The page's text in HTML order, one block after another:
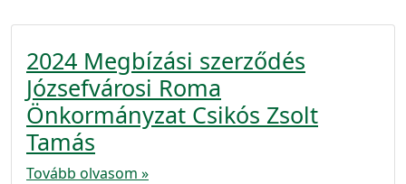
2024 Megbízási szerződés
Józsefvárosi Roma
Önkormányzat Csikós Zsolt
Tamás
Tovább olvasom »